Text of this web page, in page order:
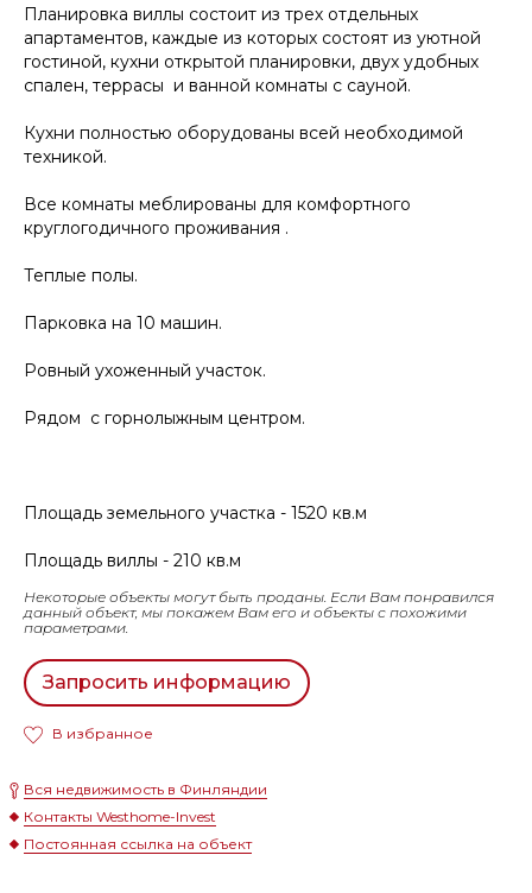
Планировка виллы состоит из трех отдельных
апартаментов, каждые из которых состоят из уютной
гостиной, кухни открытой планировки, двух удобных
спален, террасы и ванной комнаты с сауной.
Кухни полностью оборудованы всей необходимой
техникой.
Все комнаты меблированы для комфортного
круглогодичного проживания .
Теплые полы.
Парковка на 10 машин.
Ровный ухоженный участок.
Рядом с горнолыжным центром.
Площадь земельного участка - 1520 кв.м
Площадь виллы - 210 кв.м
Некоторые объекты могут быть проданы. Если Вам понравился
данный объект, мы покажем Вам его и объекты с похожими
параметрами.
Запросить информацию
В избранное
Вся недвижимость в Финляндии
Контакты Westhome-Invest
Постоянная ссылка на объект